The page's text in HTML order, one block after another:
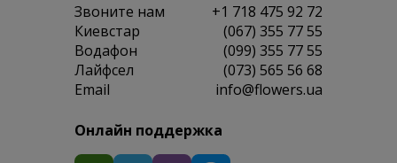
Звоните нам
+1 718 475 92 72
Киевстар
(067) 355 77 55
Водафон
(099) 355 77 55
Лайфсел
(073) 565 56 68
Email
info@flowers.ua
Онлайн поддержка